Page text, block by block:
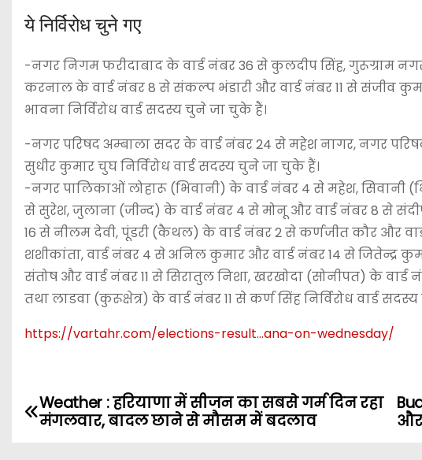
ये निर्विरोध चुने गए
-नगर निगम फरीदाबाद के वार्ड नंबर 36 से कुलदीप सिंह, गुरूग्राम
करनाल के वार्ड नंबर 8 से संकल्प भंडारी और वार्ड नंबर 11 से संजीव
भावना निर्विरोध वार्ड सदस्य चुने जा चुके हैं।
-नगर परिषद अम्बाला सदर के वार्ड नंबर 24 से महेश नागर, नगर
सुधीर कुमार चुघ निर्विरोध वार्ड सदस्य चुने जा चुके हैं।
-नगर पालिकाओं लोहारू (भिवानी) के वार्ड नंबर 4 से महेश, सिवानी
से सुरेश, जुलाना (जीन्द) के वार्ड नंबर 4 से मोनू और वार्ड नंबर 8 से
16 से नीलम देवी, पूंडरी (कैथल) के वार्ड नंबर 2 से कर्णजीत कौर और
शशीकांता, वार्ड नंबर 4 से अनिल कुमार और वार्ड नंबर 14 से जितेन्द्र
संतोष और वार्ड नंबर 11 से सिरातुल निशा, खरखोदा (सोनीपत) के
तथा लाडवा (कुरूक्षेत्र) के वार्ड नंबर 11 से कर्ण सिंह निर्विरोध वार्ड
https://vartahr.com/elections-result…ana-on-wednesday/
PWeather : हरियाणा में सीजन का सबसे गर्म दिन रहा
मंगलवार, बादल छाने से मौसम में बदलाव